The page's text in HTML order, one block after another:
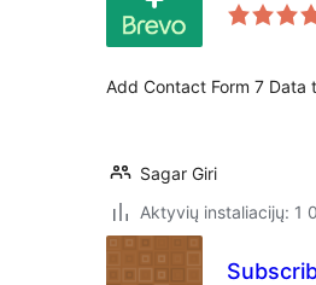
Add Contact Form 7 Data
Sagar Giri
Aktyvių instaliacijų: 1